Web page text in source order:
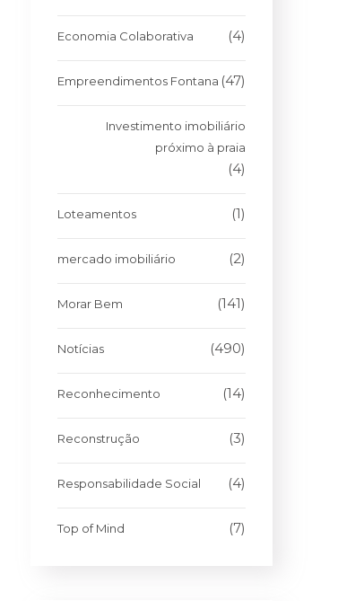
Economia Colaborativa (4)
Empreendimentos Fontana (47)
Investimento imobiliário
próximo à praia
(4)
Loteamentos (1)
mercado imobiliário (2)
Morar Bem (141)
Notícias (490)
Reconhecimento (14)
Reconstrução (3)
Responsabilidade Social (4)
Top of Mind (7)